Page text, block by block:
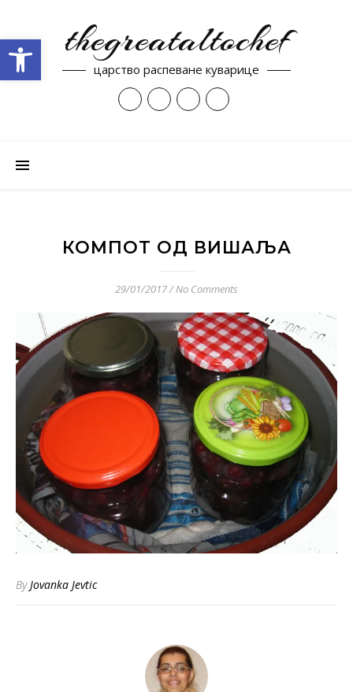
thegreataltochef
царство распеване куварице
КОМПОТ ОД ВИШАЉА
29/01/2017/No Comments
ByJovanka Jevtic
Open toolbar